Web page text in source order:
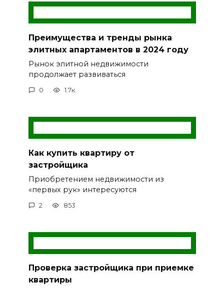
Преимущества и тренды рынка
элитных апартаментов в 2024 году
Рынок элитной недвижимости
продолжает развиваться
0 1.7к.
Как купить квартиру от
застройщика
Приобретением недвижимости из
«первых рук» интересуются
2 853
Проверка застройщика при приемке
квартиры